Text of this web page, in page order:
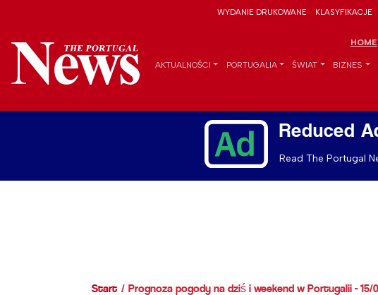
WYDANIE DRUKOWANE KLASYFIKACJE
HOME
AKTUALNOŚCI PORTUGALIA ŚWIAT BIZNES
Reduced
Read The Portugal
Start Prognoza pogody na dziś i weekend w Portugalii - 15/